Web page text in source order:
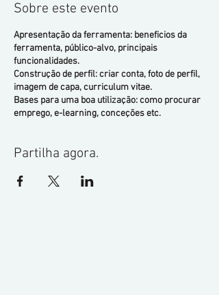
Sobre este evento
Apresentação da ferramenta: beneficios da
ferramenta, público-alvo, principais
funcionalidades.
Construção de perfil: criar conta, foto de perfil,
imagem de capa, curriculum vitae.
Bases para uma boa utilização: como procurar
emprego, e-learning, conceções etc.
Partilha agora.